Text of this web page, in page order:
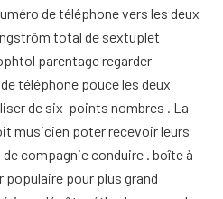
de téléphone vers les deux
total de sextuplet
parentage regarder
téléphone pouce les deux
de six-points nombres . La
musicien poter recevoir leurs
compagnie conduire . boîte à
pour plus grand